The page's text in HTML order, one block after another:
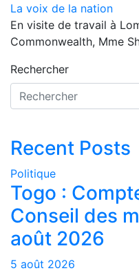
La voix de la nation
En visite de travail à
Commonwealth, Mme
Rechercher
Recent Posts
Politique
Togo :
Conseil des
août 2026
5 août 2026